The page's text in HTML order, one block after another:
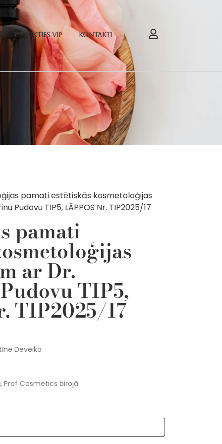
Pieteikties VIP Kontakti
pamati estētiskās kosmetoloģijas
Pudovu TIP5, LĀPPOS Nr. TIP2025/17
pamati
ar Dr.
TIP5,
TIP2025/17
Deveiko
Prof Cosmetics birojā